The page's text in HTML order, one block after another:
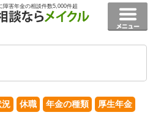
障害年金の相談件数5,000件超
イクル障害年金横浜 事例
況 休職 年金の種類
厚生年金